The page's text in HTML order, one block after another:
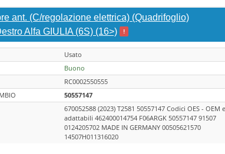
ant. (C/regolazione elettrica) (Quadrifoglio)
Alfa GIULIA (6S) (16>)
!
Usato
Buono
RC0002550555
50557147
670052588 (2023) T2581 50557147 Codici OES - OEM
adattabili 462400014754 F06ARGK 50557147 91507
0124205702 MADE IN GERMANY 00505621570
14507H011316020